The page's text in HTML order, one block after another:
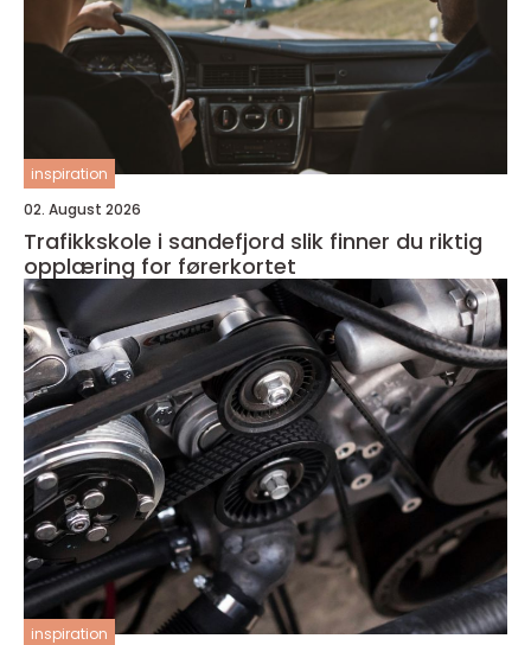
inspiration
02. August 2026
Trafikkskole i sandefjord slik finner du riktig
opplæring for førerkortet
inspiration